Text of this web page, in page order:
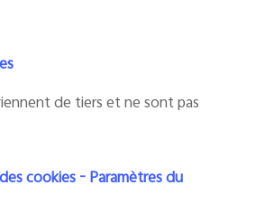
de tiers et ne sont pas
cookies - Paramètres du